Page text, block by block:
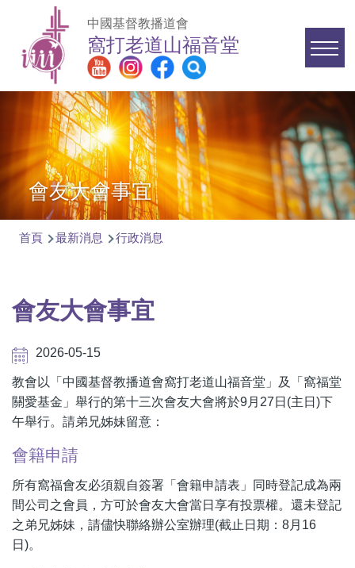
移至主內容
中國基督教播道會
窩打老道山福音堂
Main
navigation
會友大會事宜
連
首頁 最新消息 行政消息
會友大會事宜
2026-05-15
教會以「中國基督教播道會窩打老道山福音堂」及「窩福堂
關愛基金」舉行的第十三次會友大會將於9月27日(主日)下
午舉行。請弟兄姊妹留意：
會籍申請
所有窩福會友必須親自簽署「會籍申請表」同時登記成為兩
間公司之會員，方可於會友大會當日享有投票權。還未登記
之弟兄姊妹，請儘快聯絡辦公室辦理(截止日期：8月16
日)。